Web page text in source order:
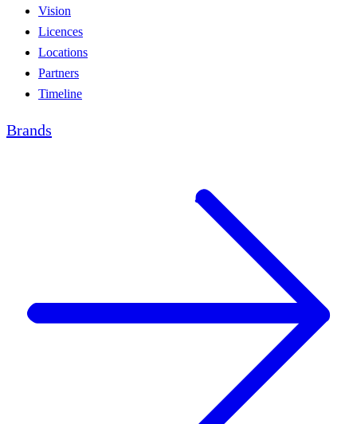
Vision
Licences
Locations
Partners
Timeline
Brands